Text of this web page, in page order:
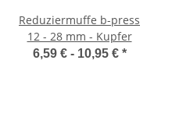
Reduziermuffe b-press
12 - 28 mm - Kupfer
6,59 € - 10,95 € *